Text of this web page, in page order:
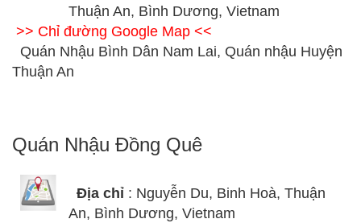
Thuận An, Bình Dương, Vietnam
>> Chỉ đường Google Map <<
Quán Nhậu Bình Dân Nam Lai, Quán nhậu Huyện
Thuận An
Quán Nhậu Đồng Quê
Địa chỉ : Nguyễn Du, Binh Hoà, Thuận
An, Bình Dương, Vietnam